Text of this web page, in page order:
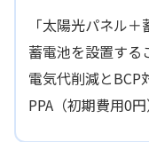
「太陽光パネル
蓄電池を設置する
電気代削減とBCP
PPA（初期費用0